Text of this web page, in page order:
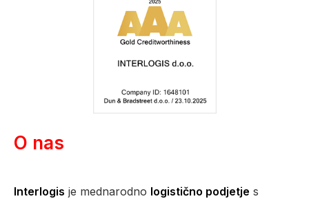
O nas
Interlogis je mednarodno logistično podjetje s